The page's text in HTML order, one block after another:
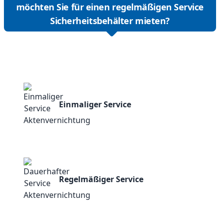
möchten Sie für einen regelmäßigen Service
Sicherheitsbehälter mieten?
Einmaliger Service
Regelmäßiger Service